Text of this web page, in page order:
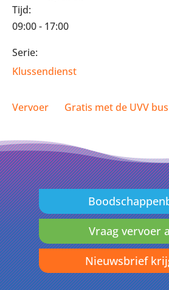
Tijd:
09:00 - 17:00
Serie:
Klussendienst
Vervoer Gratis met de UVV
Vraag vervoer
Nieuwsbrief